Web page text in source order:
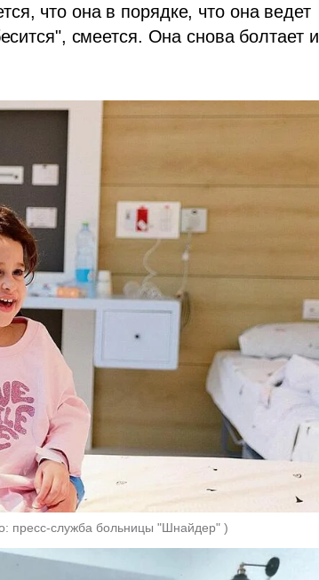
что она в порядке, что она ведет
смеется. Она снова болтает и
пресс-служба больницы "Шнайдер" )